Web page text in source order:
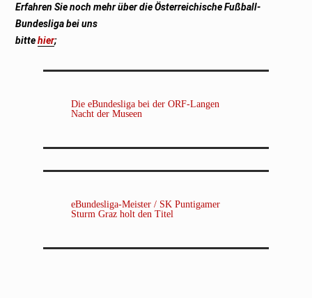
Erfahren Sie noch mehr über dieÖsterreichische Fußball-
Bundesligabei uns
bittehier;
Die eBundesliga bei der ORF-Langen
Nacht der Museen
eBundesliga-Meister / SK Puntigamer
Sturm Graz holt den Titel